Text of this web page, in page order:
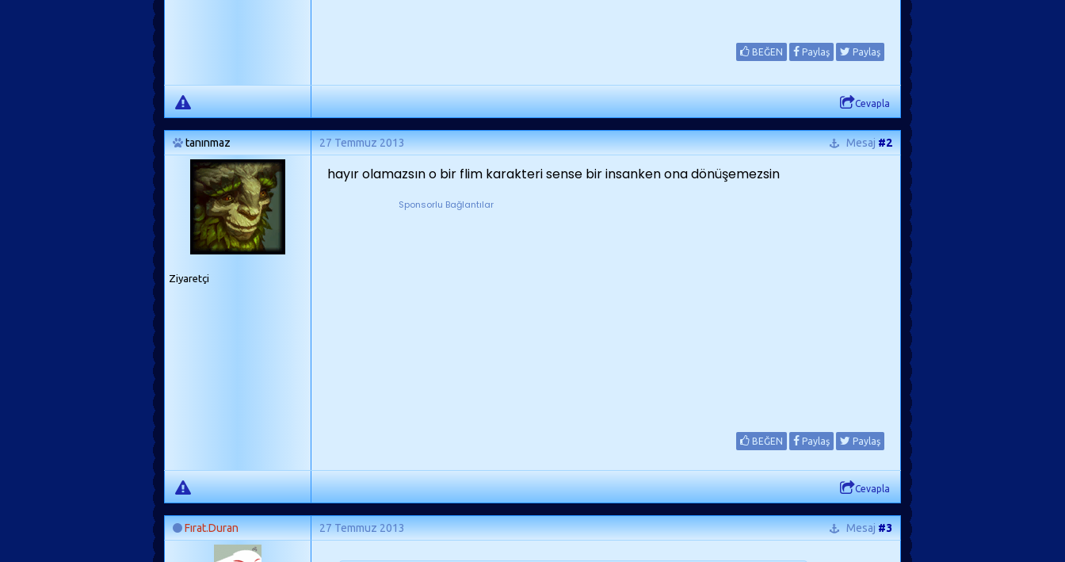
BEĞEN Paylaş Paylaş
Cevapla
tanınmaz 27 Temmuz 2013 Mesaj#2
Ziyaretçi
hayır olamazsın o bir flim karakteri sense bir insanken ona dönüşemezsin
Sponsorlu Bağlantılar
BEĞEN Paylaş Paylaş
Cevapla
Fırat.Duran 27 Temmuz 2013 Mesaj#3